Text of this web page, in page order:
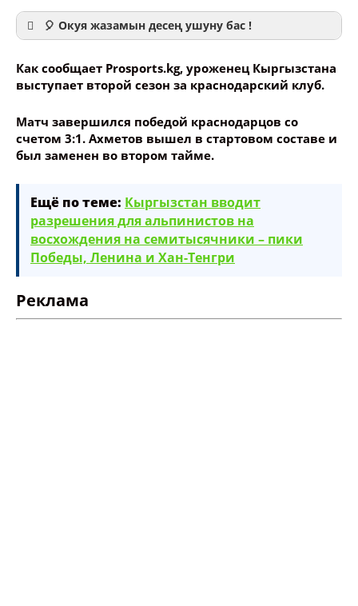
🎈 Окуя жазамын десең ушуну бас !
Ваше имя
Опубликовать контент
Как сообщает Prosports.kg, уроженец Кыргызстана
выступает второй сезон за краснодарский клуб.
Матч завершился победой краснодарцов со
счетом 3:1. Ахметов вышел в стартовом составе и
был заменен во втором тайме.
Ещё по теме: Кыргызстан вводит
разрешения для альпинистов на
восхождения на семитысячники – пики
Победы, Ленина и Хан-Тенгри
Реклама